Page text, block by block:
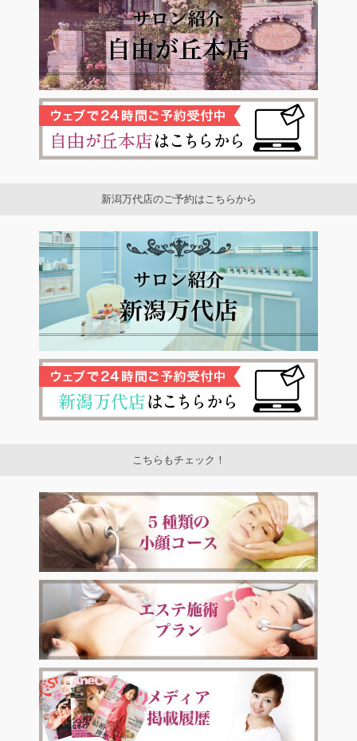
新潟万代店のご予約はこちらから
こちらもチェック！